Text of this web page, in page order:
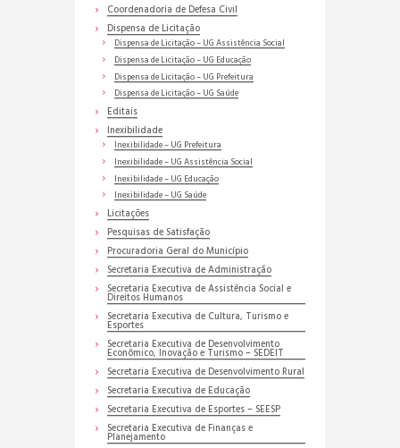
Coordenadoria de Defesa Civil
Dispensa de Licitação
Dispensa de Licitação – UG Assistência Social
Dispensa de Licitação – UG Educação
Dispensa de Licitação – UG Prefeitura
Dispensa de Licitação – UG Saúde
Editais
Inexibilidade
Inexibilidade – UG Prefeitura
Inexibilidade – UG Assistência Social
Inexibilidade – UG Educação
Inexibilidade – UG Saúde
Licitações
Pesquisas de Satisfação
Procuradoria Geral do Município
Secretaria Executiva de Administração
Secretaria Executiva de Assistência Social e
Direitos Humanos
Secretaria Executiva de Cultura, Turismo e
Esportes
Secretaria Executiva de Desenvolvimento
Econômico, Inovação e Turismo – SEDEIT
Secretaria Executiva de Desenvolvimento Rural
Secretaria Executiva de Educação
Secretaria Executiva de Esportes – SEESP
Secretaria Executiva de Finanças e
Planejamento